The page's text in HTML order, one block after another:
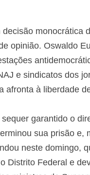
monocrática
opinião. Oswaldo
e sindicatos dos
à liberdade
garantido o
sua prisão e,
neste domingo,
Distrito Federal e